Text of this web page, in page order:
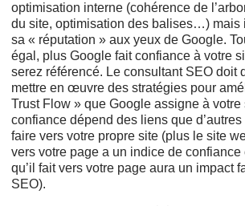
optimisation interne (cohérence de
du site, optimisation des balises…) mais
sa « réputation » aux yeux de Google.
égal, plus Google fait confiance à votre
serez référencé. Le consultant SEO doit
mettre en œuvre des stratégies pour
Trust Flow » que Google assigne à
confiance dépend des liens que
faire vers votre propre site (plus le site
vers votre page a un indice de
qu’il fait vers votre page aura un impact
SEO).